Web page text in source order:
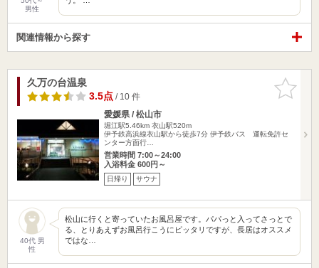
男性
関連情報から探す
お気に入
りに追加
久万の台温泉
3.5点/ 10 件
愛媛県 / 松山市
堀江駅5.46km 衣山駅520m
伊予鉄高浜線衣山駅から徒歩7分 伊予鉄バス 運転免許セ
ンター方面行…
営業時間 7:00～24:00
入浴料金 600円～
日帰り サウナ
40代 男
性
松山に行くと寄っていたお風呂屋です。パパっと入ってさっとで
る、とりあえずお風呂行こうにピッタリですが、長居はオススメ
ではな…